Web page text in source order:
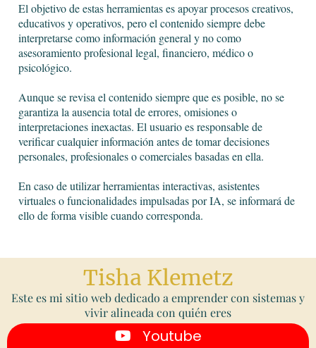
El objetivo de estas herramientas es apoyar procesos creativos,
educativos y operativos, pero el contenido siempre debe
interpretarse como información general y no como
asesoramiento profesional legal, financiero, médico o
psicológico.
Aunque se revisa el contenido siempre que es posible, no se
garantiza la ausencia total de errores, omisiones o
interpretaciones inexactas. El usuario es responsable de
verificar cualquier información antes de tomar decisiones
personales, profesionales o comerciales basadas en ella.
En caso de utilizar herramientas interactivas, asistentes
virtuales o funcionalidades impulsadas por IA, se informará de
ello de forma visible cuando corresponda.
Tisha Klemetz
Este es mi sitio web dedicado a emprender con sistemas y
vivir alineada con quién eres
Youtube